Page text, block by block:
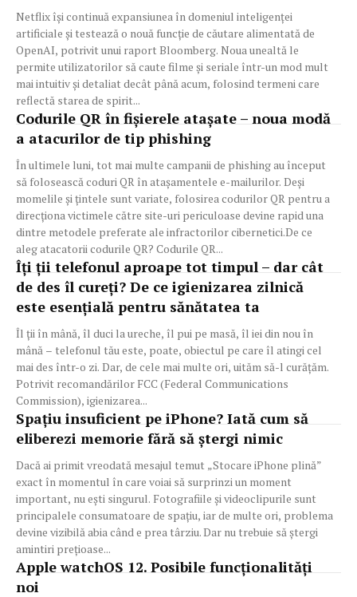
Netflix își continuă expansiunea în domeniul inteligenței
artificiale și testează o nouă funcție de căutare alimentată de
OpenAI, potrivit unui raport Bloomberg. Noua unealtă le
permite utilizatorilor să caute filme și seriale într-un mod mult
mai intuitiv și detaliat decât până acum, folosind termeni care
reflectă starea de spirit...
Codurile QR în fișierele atașate – noua modă
a atacurilor de tip phishing
În ultimele luni, tot mai multe campanii de phishing au început
să folosească coduri QR în atașamentele e-mailurilor. Deși
momelile și țintele sunt variate, folosirea codurilor QR pentru a
direcționa victimele către site-uri periculoase devine rapid una
dintre metodele preferate ale infractorilor cibernetici.De ce
aleg atacatorii codurile QR? Codurile QR...
Îți ții telefonul aproape tot timpul – dar cât
de des îl cureți? De ce igienizarea zilnică
este esențială pentru sănătatea ta
Îl ții în mână, îl duci la ureche, îl pui pe masă, îl iei din nou în
mână – telefonul tău este, poate, obiectul pe care îl atingi cel
mai des într-o zi. Dar, de cele mai multe ori, uităm să-l curățăm.
Potrivit recomandărilor FCC (Federal Communications
Commission), igienizarea...
Spațiu insuficient pe iPhone? Iată cum să
eliberezi memorie fără să ștergi nimic
Dacă ai primit vreodată mesajul temut „Stocare iPhone plină”
exact în momentul în care voiai să surprinzi un moment
important, nu ești singurul. Fotografiile și videoclipurile sunt
principalele consumatoare de spațiu, iar de multe ori, problema
devine vizibilă abia când e prea târziu. Dar nu trebuie să ștergi
amintiri prețioase...
Apple watchOS 12. Posibile funcționalități
noi